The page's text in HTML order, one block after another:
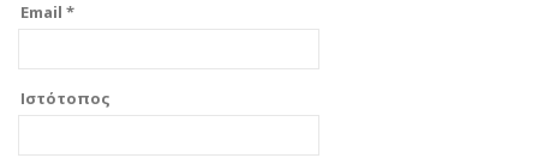
Email *
Ιστότοπος